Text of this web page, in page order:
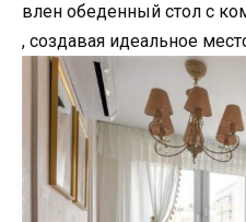
влен обеденный стол с
, создавая идеальное